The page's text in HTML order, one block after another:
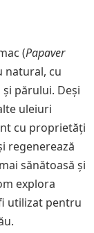
(Papaver
natural, cu
părului. Deși
uleiuri
cu proprietăți
regenerează
sănătoasă și
explora
utilizat pentru